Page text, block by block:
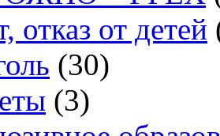
отказ от детей
(30)
(3)